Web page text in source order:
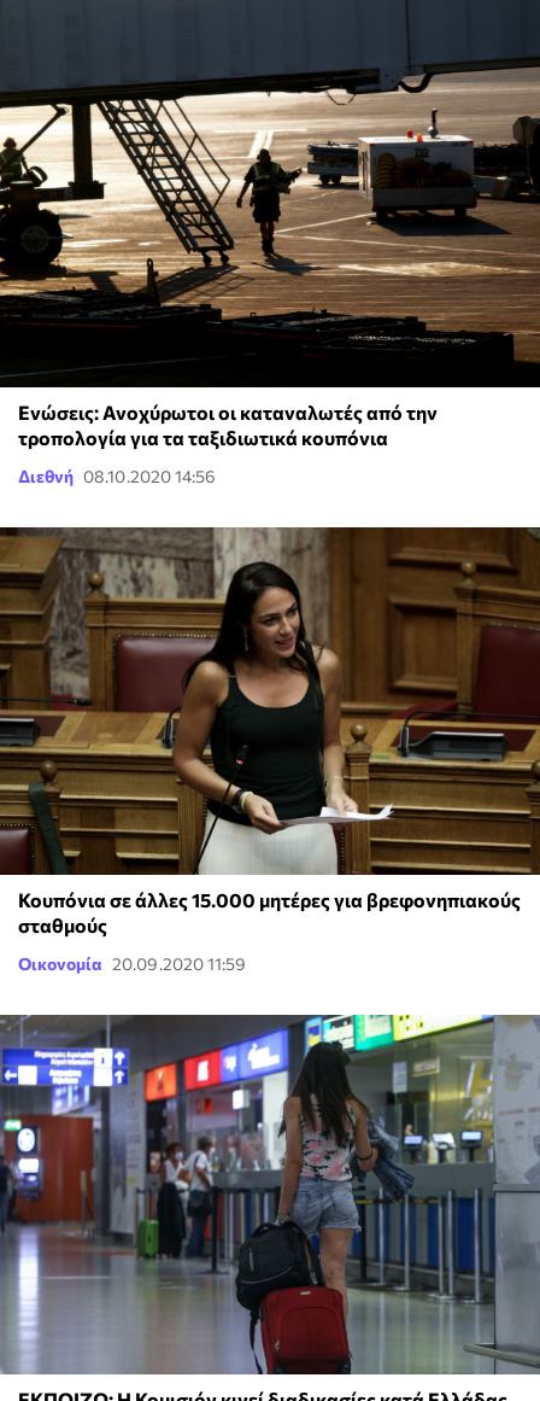
Ενώσεις: Ανοχύρωτοι οι καταναλωτές από την
τροπολογία για τα ταξιδιωτικά κουπόνια
Διεθνή 08.10.2020 14:56
Κουπόνια σε άλλες 15.000 μητέρες για βρεφονηπιακούς
σταθμούς
Οικονομία 20.09.2020 11:59